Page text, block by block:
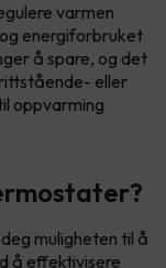
varmen
energiforbruket
å spare, og det
eller
oppvarming
muligheten til å
å effektivisere